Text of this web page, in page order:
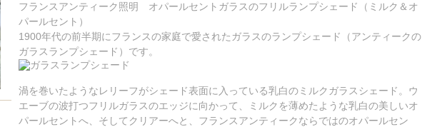
フランスアンティーク照明 オパールセントガラスのフリルランプシェード（ミルク＆オ
パールセント）
1900年代の前半期にフランスの家庭で愛されたガラスのランプシェード（アンティークの
ガラスランプシェード）です。
渦を巻いたようなレリーフがシェード表面に入っている乳白のミルクガラスシェード。ウ
エーブの波打つフリルガラスのエッジに向かって、ミルクを薄めたような乳白の美しいオ
パールセントへ、そしてクリアーへと、フランスアンティークならではのオパールセン